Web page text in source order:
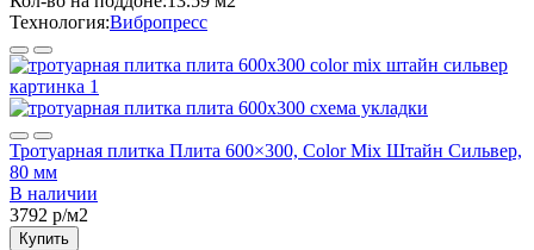
Технология:Вибропресс
Тротуарная плитка Плита 600×300, Color Mix Штайн Сильвер,
80 мм
В наличии
3792 р/м2
Купить